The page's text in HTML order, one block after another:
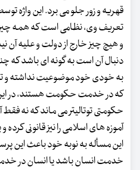
قهریه و زور جلو می برد. این واژه
تعریف وی، نظامی است که همه
و هیچ چیز خارج از دولت و علیه آن
دنبال آن است به گونه ای باشد که
به خودی خود موضوعیت نداشته و
که در خدمت حکومت هستند، در
حکومتی توتالیتر می ماند که نه
آموزه های اسلامی را نیز قانونی
این مسأله به نوبه خود باعث این
خدمت انسان باشد یا انسان در